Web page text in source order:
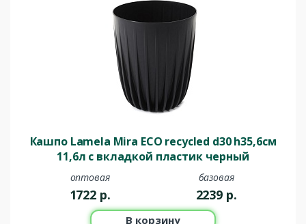
Кашпо Lamela Mira ECO recycled d30 h35,6см
11,6л с вкладкой пластик черный
оптовая
1722 р.
базовая
2239 р.
В корзину